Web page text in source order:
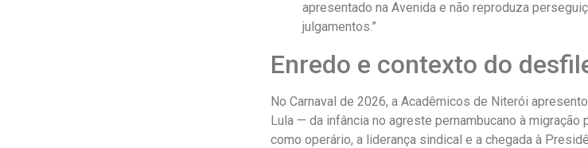
apresentado na Avenida e não reproduza
julgamentos.”
Enredo e contexto do
No Carnaval de 2026, a Acadêmicos de Niterói
Lula — da infância no agreste pernambucano à migração
como operário, a liderança sindical e a chegada à